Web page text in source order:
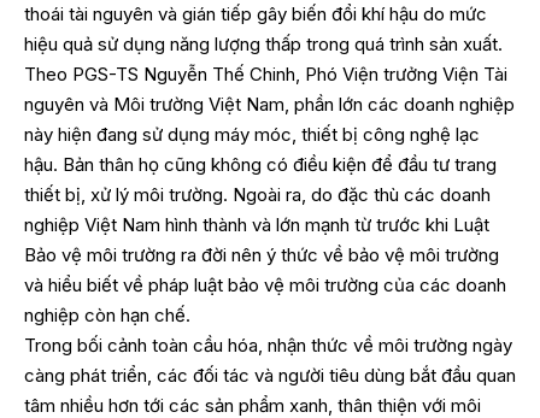
thoái tài nguyên và gián tiếp gây biến đổi khí hậu do mức
hiệu quả sử dụng năng lượng thấp trong quá trình sản xuất.
Theo PGS-TS Nguyễn Thế Chinh, Phó Viện trưởng Viện Tài
nguyên và Môi trường Việt Nam, phần lớn các doanh nghiệp
này hiện đang sử dụng máy móc, thiết bị công nghệ lạc
hậu. Bản thân họ cũng không có điều kiện để đầu tư trang
thiết bị, xử lý môi trường. Ngoài ra, do đặc thù các doanh
nghiệp Việt Nam hình thành và lớn mạnh từ trước khi Luật
Bảo vệ môi trường ra đời nên ý thức về bảo vệ môi trường
và hiểu biết về pháp luật bảo vệ môi trường của các doanh
nghiệp còn hạn chế.
Trong bối cảnh toàn cầu hóa, nhận thức về môi trường ngày
càng phát triển, các đối tác và người tiêu dùng bắt đầu quan
tâm nhiều hơn tới các sản phẩm xanh, thân thiện với môi